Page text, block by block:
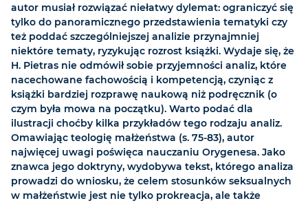
autor musiał rozwiązać niełatwy dylemat: ograniczyć się
tylko do panoramicznego przedstawienia tematyki czy
też poddać szczególniejszej analizie przynajmniej
niektóre tematy, ryzykując rozrost książki. Wydaje się, że
H. Pietras nie odmówił sobie przyjemności analiz, które
nacechowane fachowością i kompetencją, czyniąc z
książki bardziej rozprawę naukową niż podręcznik (o
czym była mowa na początku). Warto podać dla
ilustracji choćby kilka przykładów tego rodzaju analiz.
Omawiając teologię małżeństwa (s. 75-83), autor
najwięcej uwagi poświęca nauczaniu Orygenesa. Jako
znawca jego doktryny, wydobywa tekst, którego analiza
prowadzi do wniosku, że celem stosunków seksualnych
w małżeństwie jest nie tylko prokreacja, ale także